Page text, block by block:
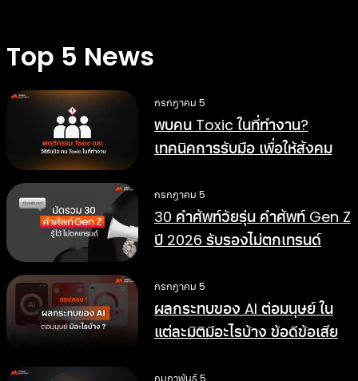
Top 5 News
กรกฎาคม 5
พบคน Toxic ในที่ทำงาน?
เทคนิคการรับมือ เพื่อให้สังคม
กรกฎาคม 5
30 คำศัพท์วัยรุ่น คำศัพท์ Gen Z
ปี 2026 รับรองไม่ตกเทรนด์
กรกฎาคม 5
ผลกระทบของ AI ต่อมนุษย์ ใน
แต่ละมิติมีอะไรบ้าง ข้อดีข้อเสีย